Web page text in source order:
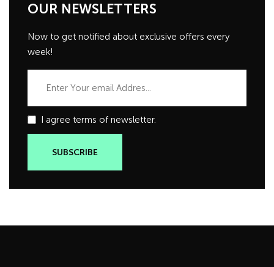
OUR NEWSLETTERS
Now to get notified about exclusive offers every
week!
I agree terms of newsletter.